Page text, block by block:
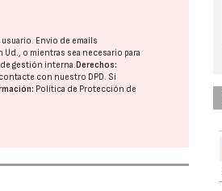
Envío de emails
o mientras sea necesario para
gestión interna. Derechos:
contacte con nuestro DPD. Si
Política de Protección de